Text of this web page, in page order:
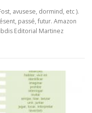
avusese, dormind, etc ).
passé, futur. Amazon
Editorial Martinez